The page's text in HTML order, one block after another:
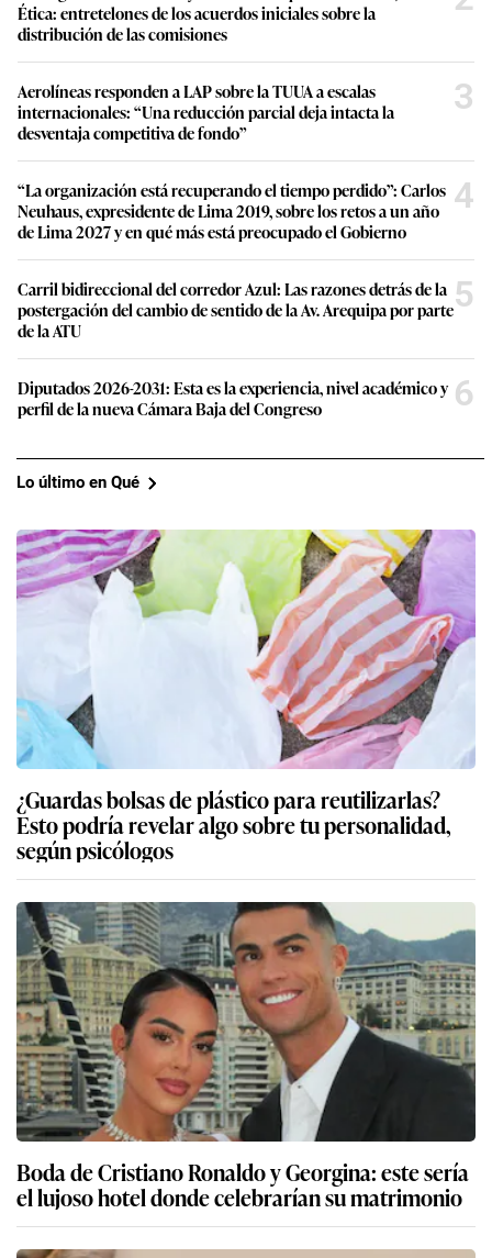
Ética: entretelones de los acuerdos iniciales sobre la
distribución de las comisiones
Aerolíneas responden a LAP sobre la TUUA a escalas
internacionales: “Una reducción parcial deja intacta la
desventaja competitiva de fondo”
3
“La organización está recuperando el tiempo perdido”: Carlos
Neuhaus, expresidente de Lima 2019, sobre los retos a un año
de Lima 2027 y en qué más está preocupado el Gobierno
4
Carril bidireccional del corredor Azul: Las razones detrás de la
postergación del cambio de sentido de la Av. Arequipa por parte
de la ATU
5
Diputados 2026-2031: Esta es la experiencia, nivel académico y
perfil de la nueva Cámara Baja del Congreso
6
Lo último en Qué
¿Guardas bolsas de plástico para reutilizarlas?
Esto podría revelar algo sobre tu personalidad,
según psicólogos
Boda de Cristiano Ronaldo y Georgina: este sería
el lujoso hotel donde celebrarían su matrimonio